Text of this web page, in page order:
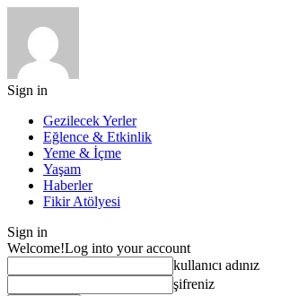
Sign in
Gezilecek Yerler
Eğlence & Etkinlik
Yeme & İçme
Yaşam
Haberler
Fikir Atölyesi
Sign in
Welcome!Log into your account
kullanıcı adınız
şifreniz